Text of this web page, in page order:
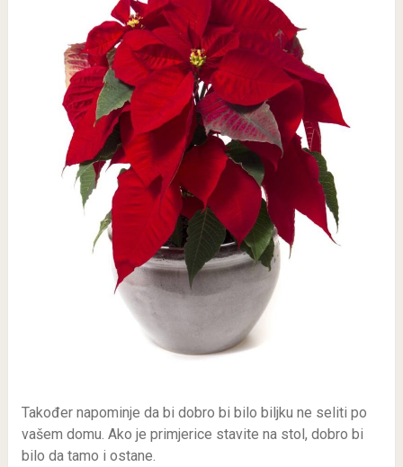
Također napominje da bi dobro bi bilo biljku ne seliti po
vašem domu. Ako je primjerice stavite na stol, dobro bi
bilo da tamo i ostane.